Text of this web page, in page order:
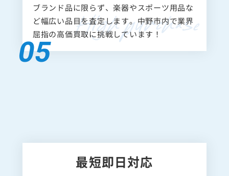
ブランド品に限らず、楽器やスポーツ用品な
ど幅広い品目を査定します。中野市内で業界
屈指の高価買取に挑戦しています！
最短即日対応